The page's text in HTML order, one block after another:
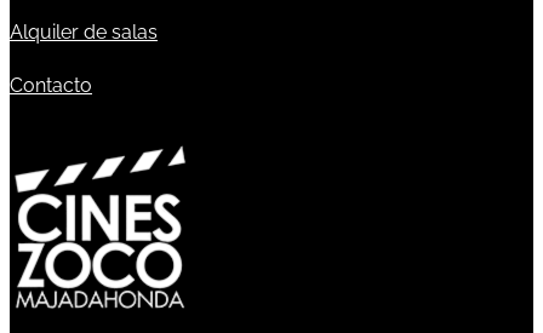
Alquiler de salas
Contacto